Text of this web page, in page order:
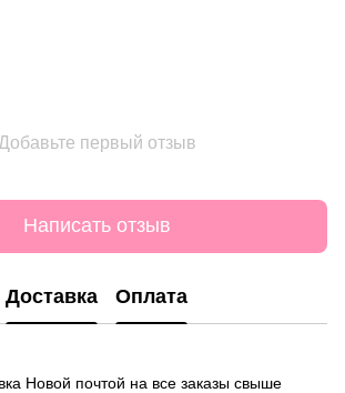
Добавьте первый отзыв
Написать отзыв
Доставка Оплата
Новой почтой на все заказы свыше